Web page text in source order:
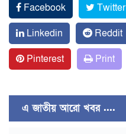
Facebook Twitter
Linkedin
Reddit
Pinterest
Print
এ জাতীয় আরো খবর ....